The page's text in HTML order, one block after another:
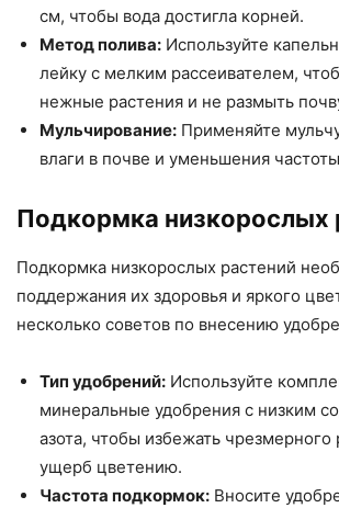
см, чтобы вода достигла корней.
Метод полива: Используйте
лейку с мелким рассеивателем,
нежные растения и не размыть
Мульчирование: Применяйте
влаги в почве и уменьшения
Подкормка низкорослых
Подкормка низкорослых растений
поддержания их здоровья и яркого
несколько советов по внесению
Тип удобрений: Используйте
минеральные удобрения с низким
азота, чтобы избежать чрезмерного
ущерб цветению.
Частота подкормок: Вносите